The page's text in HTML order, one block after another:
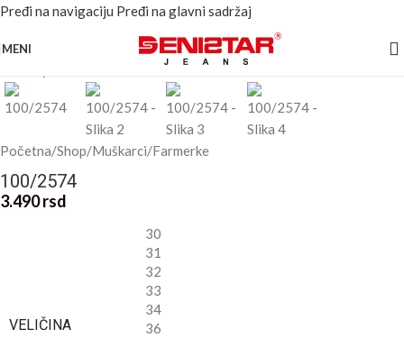
Pređi na navigaciju Pređi na glavni sadržaj
MENI Kliknite za uvećanje
Početna/Shop/Muškarci/Farmerke
100/2574
3.490rsd
VELIČINA
30
31
32
33
34
36